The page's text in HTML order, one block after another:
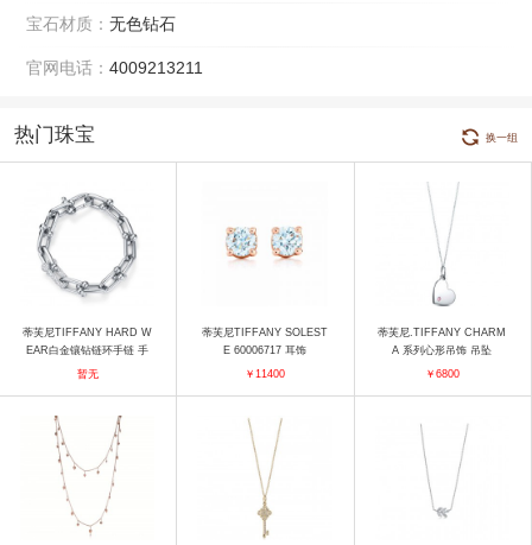
宝石材质： 无色钻石
官网电话： 4009213211
热门珠宝 换一组
蒂芙尼TIFFANY HARD W
EAR白金镶钻链环手链 手
镯
暂无
蒂芙尼TIFFANY SOLEST
E 60006717 耳饰
￥11400
蒂芙尼.TIFFANY CHARM
A 系列心形吊饰 吊坠
￥6800